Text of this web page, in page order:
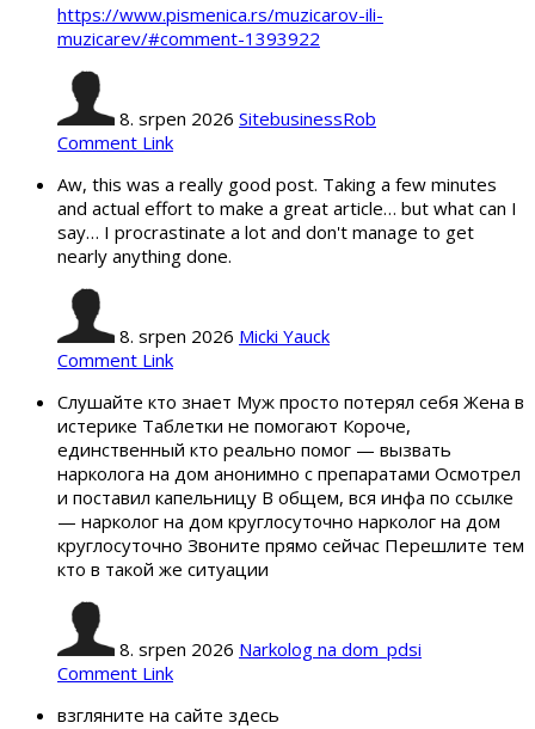
https://www.pismenica.rs/muzicarov-ili-
muzicarev/#comment-1393922
8. srpen 2026 SitebusinessRob
Comment Link
Aw, this was a really good post. Taking a few minutes
and actual effort to make a great article… but what can I
say… I procrastinate a lot and don't manage to get
nearly anything done.
8. srpen 2026 Micki Yauck
Comment Link
Слушайте кто знает Муж просто потерял себя Жена в
истерике Таблетки не помогают Короче,
единственный кто реально помог — вызвать
нарколога на дом анонимно с препаратами Осмотрел
и поставил капельницу В общем, вся инфа по ссылке
— нарколог на дом круглосуточно нарколог на дом
круглосуточно Звоните прямо сейчас Перешлите тем
кто в такой же ситуации
8. srpen 2026 Narkolog na dom_pdsi
Comment Link
взгляните на сайте здесь